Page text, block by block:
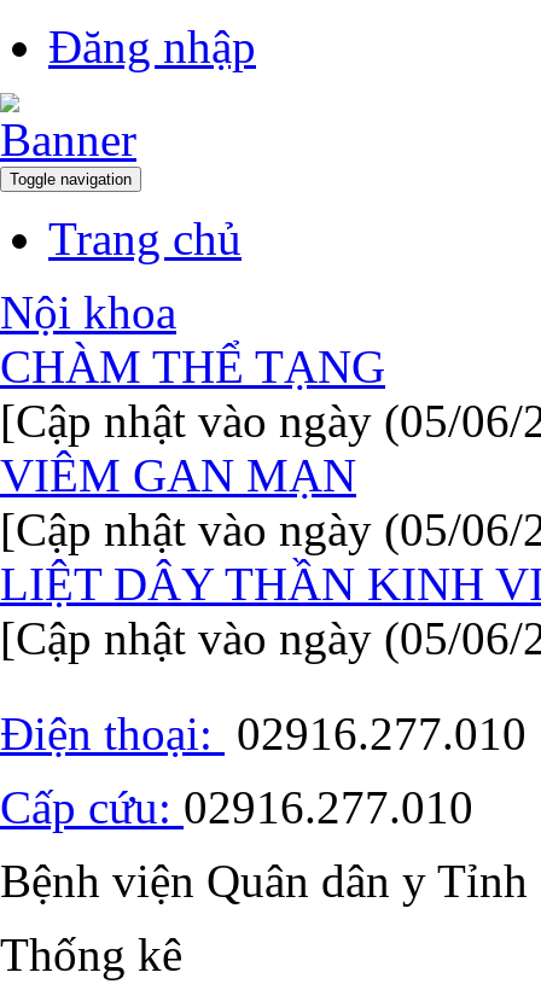
Đăng nhập
Toggle navigation
Trang chủ
Nội khoa
CHÀM THỂ TẠNG
[Cập nhật vào ngày (05/06/
VIÊM GAN MẠN
[Cập nhật vào ngày (05/06/
LIỆT DÂY THẦN KINH
[Cập nhật vào ngày (05/06/
Điện thoại: 02916.277.010
Cấp cứu: 02916.277.010
Bệnh viện Quân dân y
Thống kê